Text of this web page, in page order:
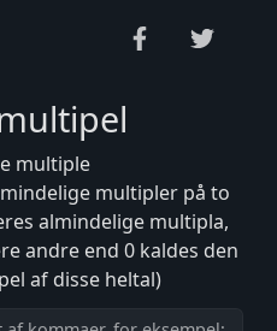
multiple
multipler på to
almindelige multipla,
andre end 0 kaldes den
af disse heltal)